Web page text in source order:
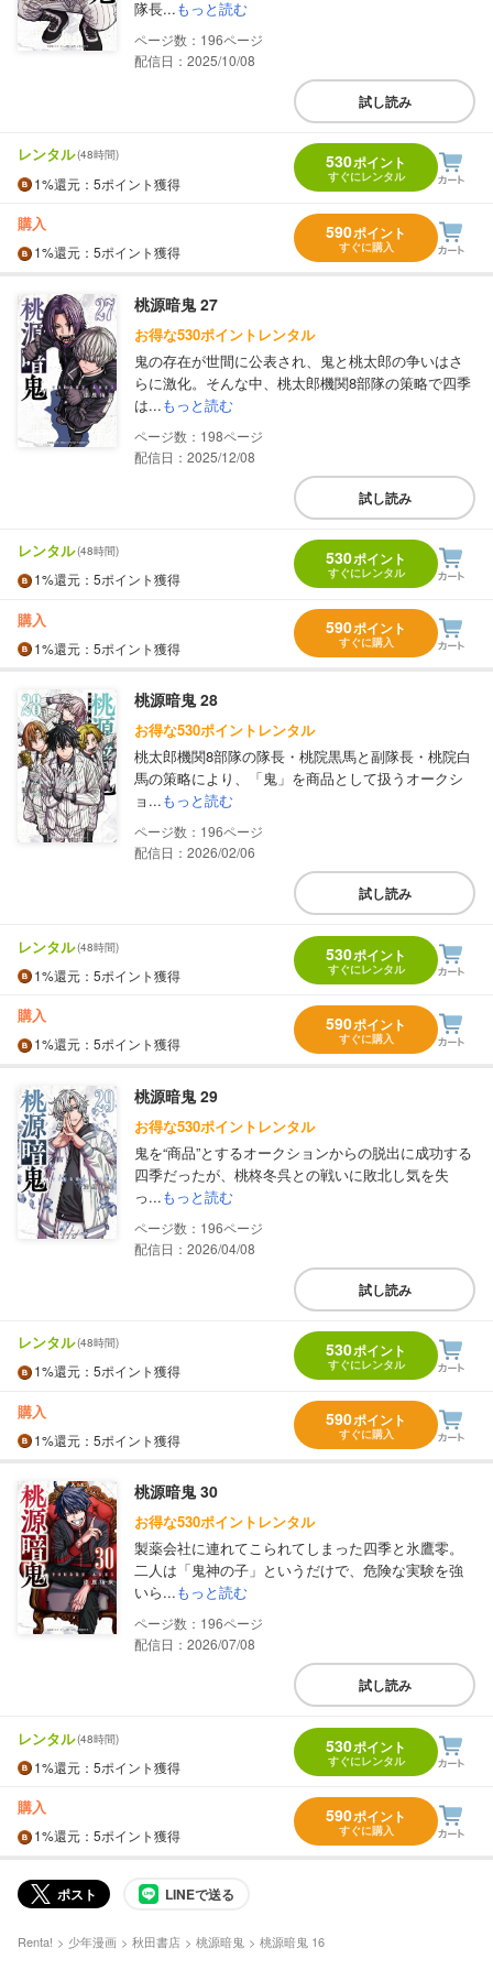
隊長...もっと読む
196
配信日：2025/10/08
試し読み
レンタル(48時間)
1%還元 ：5ポイント獲得
530ポイント
すぐにレンタル
購入
1%還元 ：5ポイント獲得
590ポイント
すぐに購入
桃源暗鬼 27
お得な530ポイントレンタル
鬼の存在が世間に公表され、鬼と桃太郎の争いはさ
らに激化。そんな中、桃太郎機関8部隊の策略で四季
は...もっと読む
198
配信日：2025/12/08
試し読み
レンタル(48時間)
1%還元 ：5ポイント獲得
530ポイント
すぐにレンタル
購入
1%還元 ：5ポイント獲得
590ポイント
すぐに購入
桃源暗鬼 28
お得な530ポイントレンタル
桃太郎機関8部隊の隊長・桃院黒馬と副隊長・桃院白
馬の策略により、「鬼」を商品として扱うオークシ
ョ...もっと読む
196
配信日：2026/02/06
試し読み
レンタル(48時間)
1%還元 ：5ポイント獲得
530ポイント
すぐにレンタル
購入
1%還元 ：5ポイント獲得
590ポイント
すぐに購入
桃源暗鬼 29
お得な530ポイントレンタル
鬼を“商品”とするオークションからの脱出に成功する
四季だったが、桃柊冬呉との戦いに敗北し気を失
っ...もっと読む
196
配信日：2026/04/08
試し読み
レンタル(48時間)
1%還元 ：5ポイント獲得
530ポイント
すぐにレンタル
購入
1%還元 ：5ポイント獲得
590ポイント
すぐに購入
桃源暗鬼 30
お得な530ポイントレンタル
製薬会社に連れてこられてしまった四季と氷鷹零。
二人は「鬼神の子」というだけで、危険な実験を強
いら...もっと読む
196
配信日：2026/07/08
試し読み
レンタル(48時間)
1%還元 ：5ポイント獲得
530ポイント
すぐにレンタル
購入
1%還元 ：5ポイント獲得
590ポイント
すぐに購入
ポスト LINEで送る
Renta! 少年漫画 秋田書店 桃源暗鬼 桃源暗鬼 16